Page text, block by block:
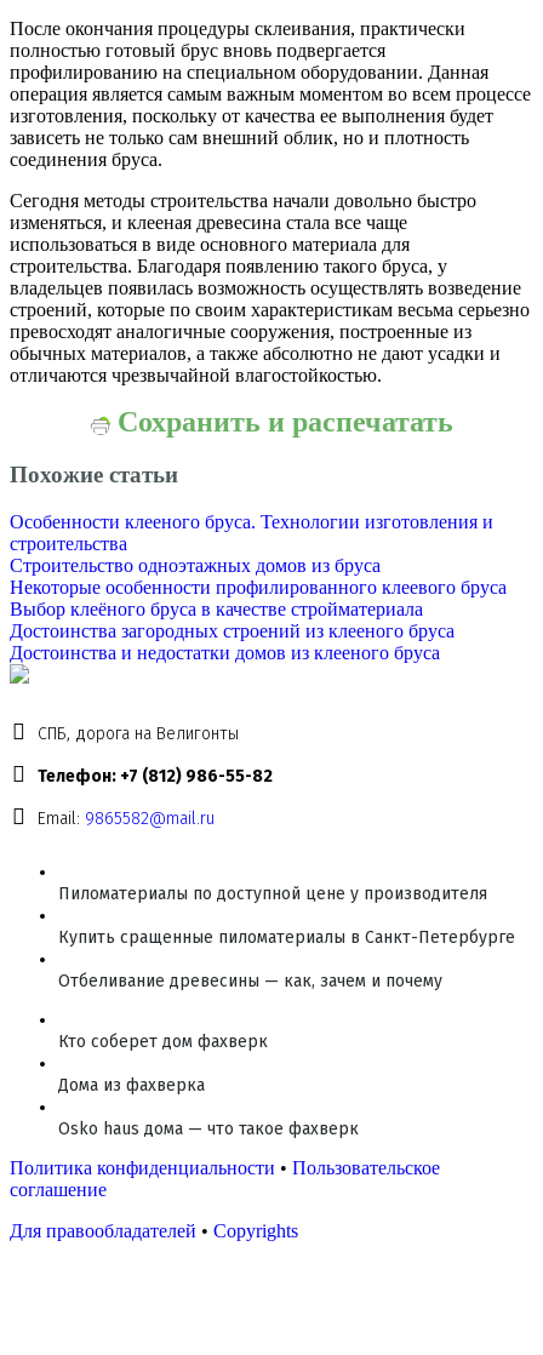
После окончания процедуры склеивания, практически
полностью готовый брус вновь подвергается
профилированию на специальном оборудовании. Данная
операция является самым важным моментом во всем процессе
изготовления, поскольку от качества ее выполнения будет
зависеть не только сам внешний облик, но и плотность
соединения бруса.
Сегодня методы строительства начали довольно быстро
изменяться, и клееная древесина стала все чаще
использоваться в виде основного материала для
строительства. Благодаря появлению такого бруса, у
владельцев появилась возможность осуществлять возведение
строений, которые по своим характеристикам весьма серьезно
превосходят аналогичные сооружения, построенные из
обычных материалов, а также абсолютно не дают усадки и
отличаются чрезвычайной влагостойкостью.
Сохранить и распечатать
Похожие статьи
Особенности клееного бруса. Технологии изготовления и
строительства
Строительство одноэтажных домов из бруса
Некоторые особенности профилированного клеевого бруса
Выбор клеёного бруса в качестве стройматериала
Достоинства загородных строений из клееного бруса
Достоинства и недостатки домов из клееного бруса
СПБ, дорога на Велигонты
Телефон: +7 (812) 986-55-82
Email: 9865582@mail.ru
Пиломатериалы по доступной цене у производителя
Купить сращенные пиломатериалы в Санкт-Петербурге
Отбеливание древесины — как, зачем и почему
Кто соберет дом фахверк
Дома из фахверка
Osko haus дома — что такое фахверк
Политика конфиденциальности • Пользовательское
соглашение
Для правообладателей • Copyrights